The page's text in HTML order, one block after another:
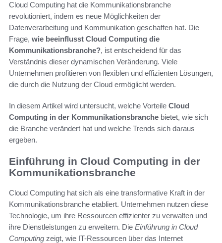
Cloud Computing hat die Kommunikationsbranche
revolutioniert, indem es neue Möglichkeiten der
Datenverarbeitung und Kommunikation geschaffen hat. Die
Frage, wie beeinflusst Cloud Computing die
Kommunikationsbranche?, ist entscheidend für das
Verständnis dieser dynamischen Veränderung. Viele
Unternehmen profitieren von flexiblen und effizienten Lösungen,
die durch die Nutzung der Cloud ermöglicht werden.
In diesem Artikel wird untersucht, welche Vorteile Cloud
Computing in der Kommunikationsbranche bietet, wie sich
die Branche verändert hat und welche Trends sich daraus
ergeben.
Einführung in Cloud Computing in der
Kommunikationsbranche
Cloud Computing hat sich als eine transformative Kraft in der
Kommunikationsbranche etabliert. Unternehmen nutzen diese
Technologie, um ihre Ressourcen effizienter zu verwalten und
ihre Dienstleistungen zu erweitern. Die Einführung in Cloud
Computing zeigt, wie IT-Ressourcen über das Internet